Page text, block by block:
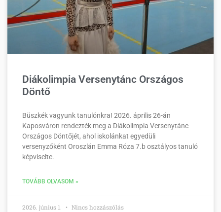
Diákolimpia Versenytánc Országos
Döntő
Büszkék vagyunk tanulónkra! 2026. április 26-án
Kaposváron rendezték meg a Diákolimpia Versenytánc
Országos Döntőjét, ahol iskolánkat egyedüli
versenyzőként Oroszlán Emma Róza 7.b osztályos tanuló
képviselte.
TOVÁBB OLVASOM »
2026. június 1. Nincs hozzászólás